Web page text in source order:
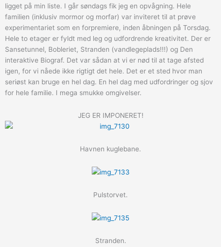
ligget på min liste. I går søndags fik jeg en opvågning. Hele
familien (inklusiv mormor og morfar) var inviteret til at prøve
experimentariet som en forpremiere, inden åbningen på Torsdag.
Hele to etager er fyldt med leg og udfordrende kreativitet. Der er
Sansetunnel, Bobleriet, Stranden (vandlegeplads!!!) og Den
interaktive Biograf. Det var sådan at vi er nød til at tage afsted
igen, for vi nåede ikke rigtigt det hele. Det er et sted hvor man
seriøst kan bruge en hel dag. En hel dag med udfordringer og sjov
for hele familie. I mega smukke omgivelser.
JEG ER IMPONERET!
Havnen kuglebane.
Pulstorvet.
Stranden.